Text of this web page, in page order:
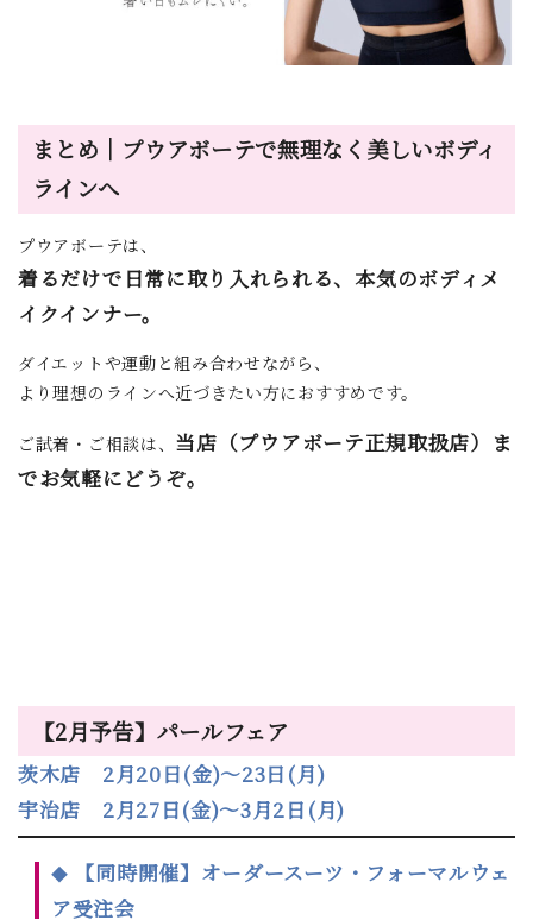
まとめ｜プウアボーテで無理なく美しいボディ
ラインへ
プウアボーテは、
着るだけで日常に取り入れられる、本気のボディメ
イクインナー。
ダイエットや運動と組み合わせながら、
より理想のラインへ近づきたい方におすすめです。
ご試着・ご相談は、 当店（プウアボーテ正規取扱店）ま
でお気軽にどうぞ。
【2月予告】パールフェア
茨木店 2月20日(金)～23日(月)
宇治店 2月27日(金)～3月2日(月)
◆
【同時開催】オーダースーツ・フォーマルウェ
ア受注会